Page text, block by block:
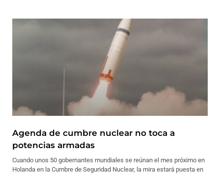
Agenda de cumbre nuclear no toca a
potencias armadas
Cuando unos 50 gobernantes mundiales se reúnan el mes próximo en
Holanda en la Cumbre de Seguridad Nuclear, la mira estará puesta en